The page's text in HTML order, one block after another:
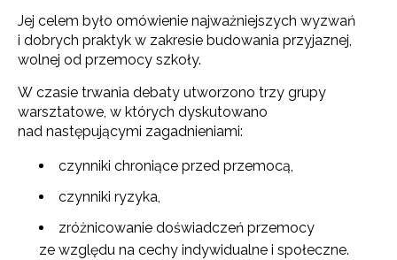
Jej celem było omówienie najważniejszych wyzwań
i dobrych praktyk w zakresie budowania przyjaznej,
wolnej od przemocy szkoły.
W czasie trwania debaty utworzono trzy grupy
warsztatowe, w których dyskutowano
nad następującymi zagadnieniami:
czynniki chroniące przed przemocą,
czynniki ryzyka,
zróżnicowanie doświadczeń przemocy
ze względu na cechy indywidualne i społeczne.